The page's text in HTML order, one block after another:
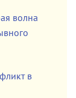
волна
в